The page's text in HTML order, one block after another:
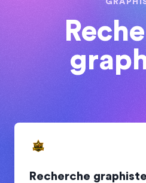
Recherche graphiste